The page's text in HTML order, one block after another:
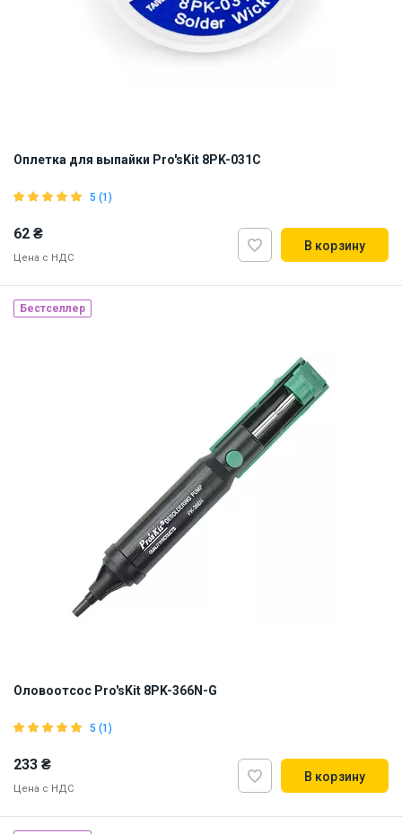
Оплетка для выпайки Pro'sKit 8PK-031C
5 (1)
62 ₴
Цена с НДС
В корзину
Бестселлер
Оловоотсос Pro'sKit 8PK-366N-G
5 (1)
233 ₴
Цена с НДС
В корзину